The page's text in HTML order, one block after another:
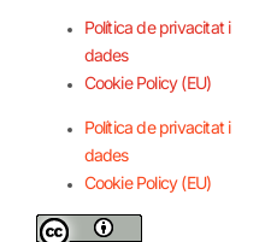
Política de privacitat i
dades
Cookie Policy (EU)
Política de privacitat i
dades
Cookie Policy (EU)